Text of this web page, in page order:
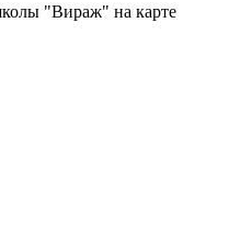
"Вираж" на карте